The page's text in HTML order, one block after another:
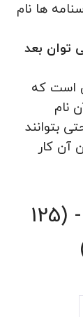
ها نام
توان بعد
است که
نام
بتوانند
آن کار
4.6/5 - (125